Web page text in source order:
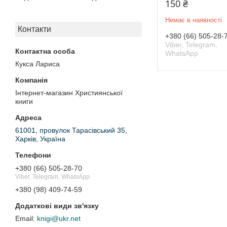
Контакти
Кукса Лариса
Інтернет-магазин Християнської
книги
61001, провулок Тарасівський 35,
Харків, Україна
+380 (66) 505-28-70
Viber, Telegram, WhatsApp
+380 (98) 409-74-59
knigi@ukr.net
150 ₴
Немає в наявності
+380 (66) 505-28-
Viber, Telegram,
WhatsApp